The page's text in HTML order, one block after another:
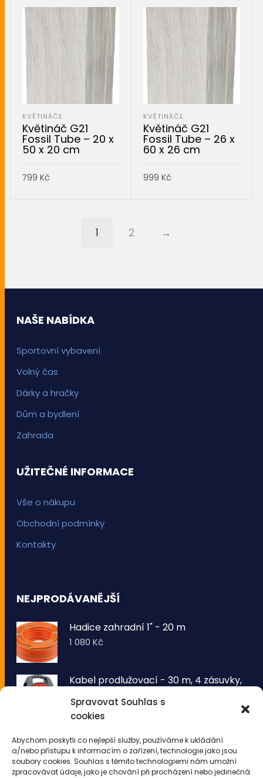
Spravovat Souhlas s
cookies
Abychom poskytli co nejlepší služby, používáme k ukládání
a/nebo přístupu k informacím o zařízení, technologie jako jsou
soubory cookies. Souhlas s těmito technologiemi nám umožní
zpracovávat údaje, jako je chování při procházení nebo jedinečná
KVĚTINÁČE
Květináč G21
Fossil Tube – 20 x
50 x 20 cm
799 Kč
KVĚTINÁČE
Květináč G21
Fossil Tube – 26 x
60 x 26 cm
999 Kč
1 2 →
NAŠE NABÍDKA
Sportovní vybavení
Volný čas
Dárky a hračky
Dům a bydlení
Zahrada
UŽITEČNÉ INFORMACE
Vše o nákupu
Obchodní podmínky
Kontakty
NEJPRODÁVANĚJŠÍ
Hadice zahradní 1" - 20 m
1 080Kč
Kabel prodlužovací - 30 m, 4 zásuvky,
1 260Kč
drátů 50 LED - teplá bílá
343Kč